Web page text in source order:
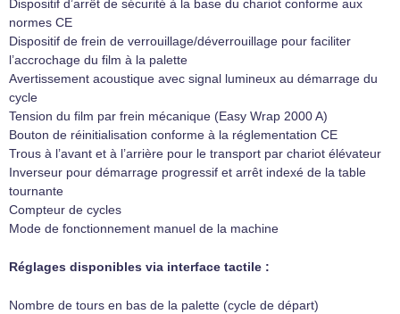
Dispositif d’arrêt de sécurité à la base du chariot conforme aux
normes CE
Dispositif de frein de verrouillage/déverrouillage pour faciliter
l’accrochage du film à la palette
Avertissement acoustique avec signal lumineux au démarrage du
cycle
Tension du film par frein mécanique (Easy Wrap 2000 A)
Bouton de réinitialisation conforme à la réglementation CE
Trous à l’avant et à l’arrière pour le transport par chariot élévateur
Inverseur pour démarrage progressif et arrêt indexé de la table
tournante
Compteur de cycles
Mode de fonctionnement manuel de la machine
Réglages disponibles via interface tactile :
Nombre de tours en bas de la palette (cycle de départ)